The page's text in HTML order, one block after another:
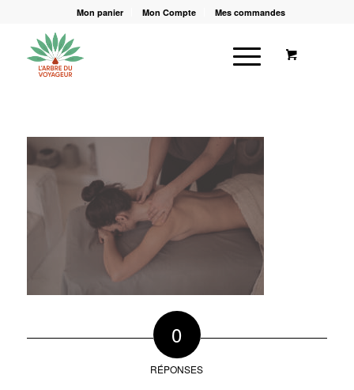
Mon panier Mon Compte Mes commandes
0
RÉPONSES